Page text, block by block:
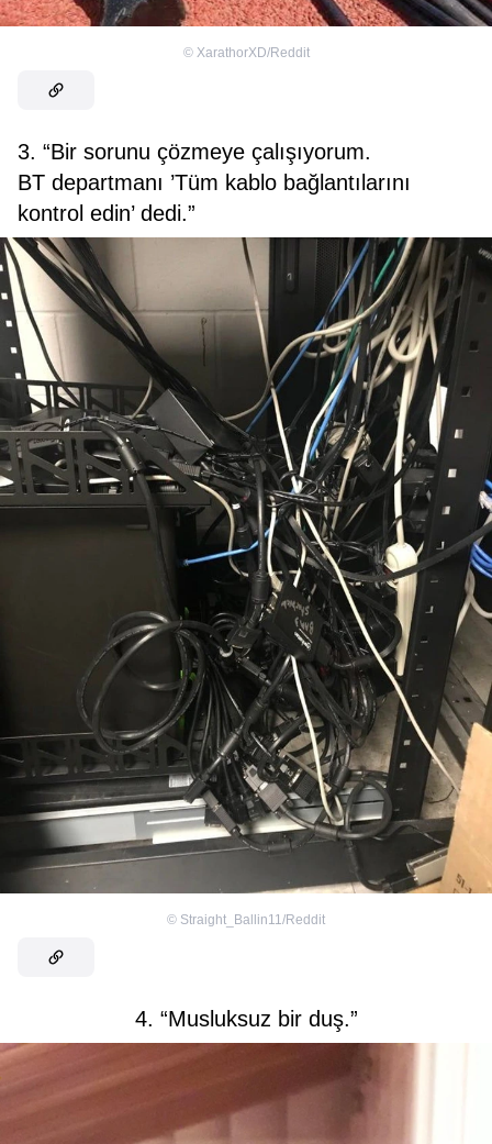
© XarathorXD/Reddit
3. “Bir sorunu çözmeye çalışıyorum.
BT departmanı ’Tüm kablo bağlantılarını
kontrol edin’ dedi.”
© Straight_Ballin11/Reddit
4. “Musluksuz bir duş.”